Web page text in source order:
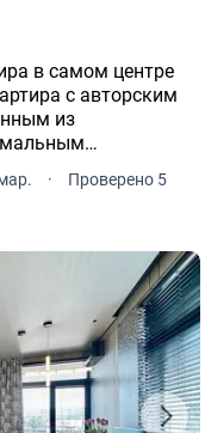
в самом центре
из
·
Проверено 5